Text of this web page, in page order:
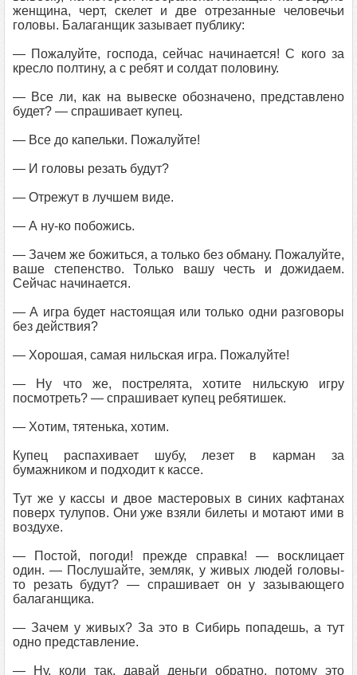
женщина, черт, скелет и две отрезанные человечьи
головы. Балаганщик зазывает публику:
— Пожалуйте, господа, сейчас начинается! С кого за
кресло полтину, а с ребят и солдат половину.
— Все ли, как на вывеске обозначено, представлено
будет? — спрашивает купец.
— Все до капельки. Пожалуйте!
— И головы резать будут?
— Отрежут в лучшем виде.
— А ну-ко побожись.
— Зачем же божиться, а только без обману. Пожалуйте,
ваше степенство. Только вашу честь и дожидаем.
Сейчас начинается.
— А игра будет настоящая или только одни разговоры
без действия?
— Хорошая, самая нильская игра. Пожалуйте!
— Ну что же, пострелята, хотите нильскую игру
посмотреть? — спрашивает купец ребятишек.
— Хотим, тятенька, хотим.
Купец распахивает шубу, лезет в карман за
бумажником и подходит к кассе.
Тут же у кассы и двое мастеровых в синих кафтанах
поверх тулупов. Они уже взяли билеты и мотают ими в
воздухе.
— Постой, погоди! прежде справка! — восклицает
один. — Послушайте, земляк, у живых людей головы-
то резать будут? — спрашивает он у зазывающего
балаганщика.
— Зачем у живых? За это в Сибирь попадешь, а тут
одно представление.
— Ну, коли так, давай деньги обратно, потому это